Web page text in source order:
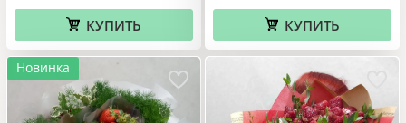
КУПИТЬ КУПИТЬ
Новинка